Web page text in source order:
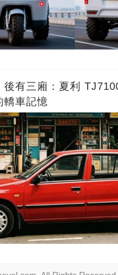
後有三廂：夏利
轎車記憶